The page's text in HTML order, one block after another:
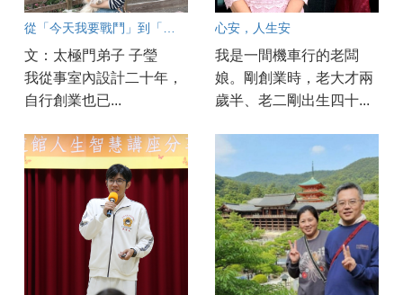
文：太極門弟子 子瑩
我從事室內設計二十年，
自行創業也已...
心安，人生安
我是一間機車行的老闆
娘。剛創業時，老大才兩
歲半、老二剛出生四十...